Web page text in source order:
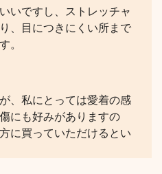
いですし、ストレッチャ
、目につきにくい所まで
。
、私にとっては愛着の感
にも好みがありますの
に買っていただけるとい